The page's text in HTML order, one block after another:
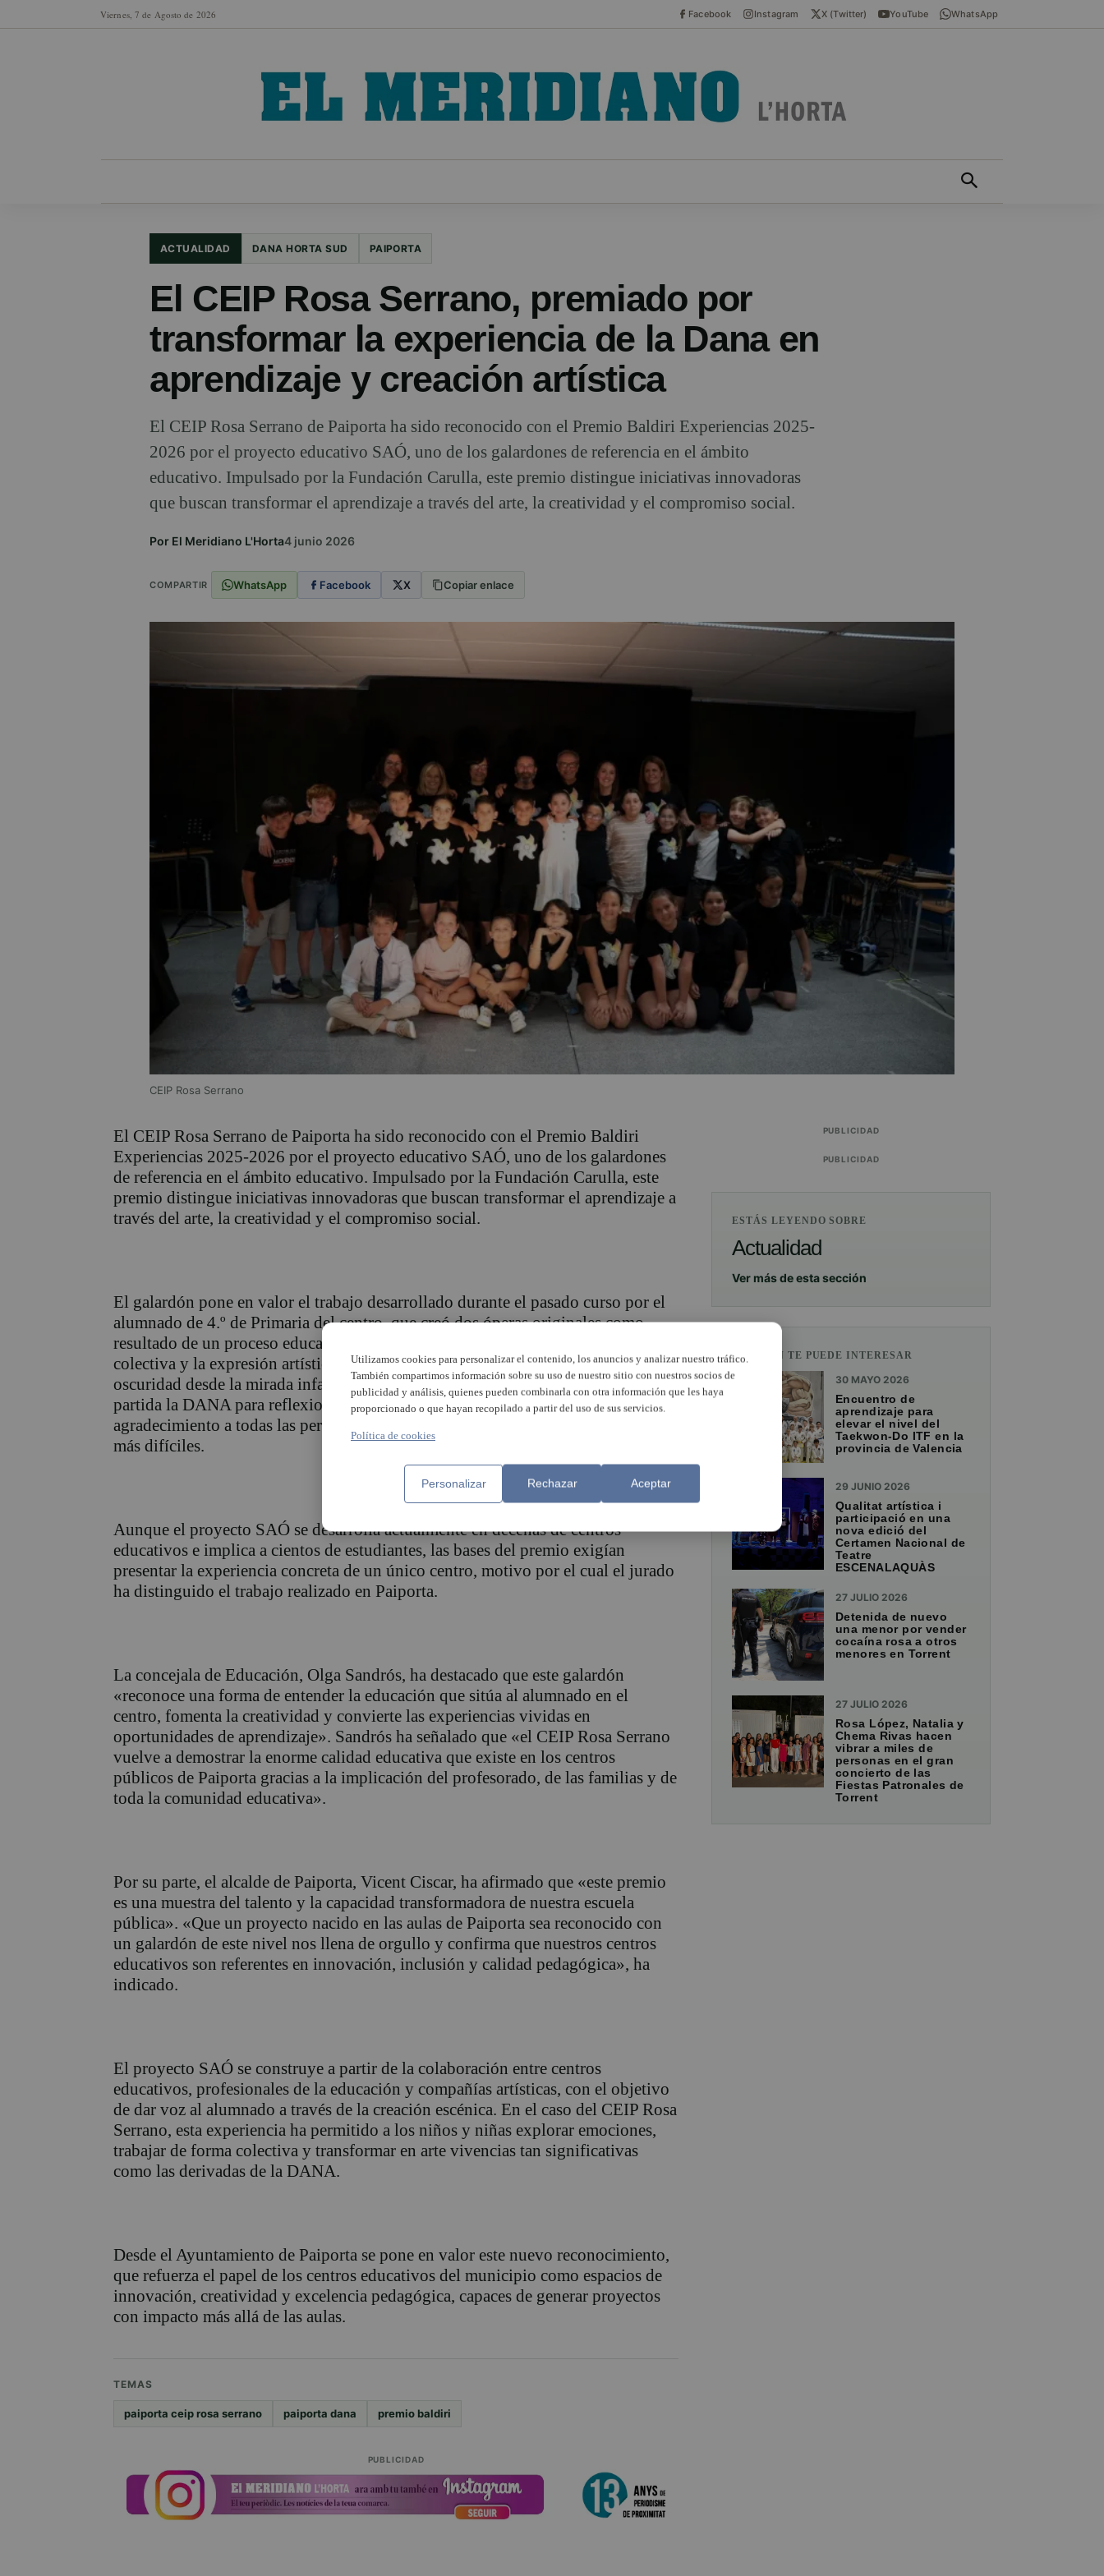
Viernes, 7 de Agosto de 2026 Facebook Instagram X (Twitter) YouTube WhatsApp
ACTUALIDAD DANA HORTA SUD PAIPORTA
El CEIP Rosa Serrano, premiado por
transformar la experiencia de la Dana en
aprendizaje y creación artística
El CEIP Rosa Serrano de Paiporta ha sido reconocido con el Premio Baldiri Experiencias 2025-
2026 por el proyecto educativo SAÓ, uno de los galardones de referencia en el ámbito
educativo. Impulsado por la Fundación Carulla, este premio distingue iniciativas innovadoras
que buscan transformar el aprendizaje a través del arte, la creatividad y el compromiso social.
Por El Meridiano L'Horta4 junio 2026
COMPARTIR WhatsApp Facebook X Copiar enlace
CEIP Rosa Serrano
El CEIP Rosa Serrano de Paiporta ha sido reconocido con el Premio Baldiri
Experiencias 2025-2026 por el proyecto educativo SAÓ, uno de los galardones
de referencia en el ámbito educativo. Impulsado por la Fundación Carulla, este
premio distingue iniciativas innovadoras que buscan transformar el aprendizaje a
través del arte, la creatividad y el compromiso social.
El galardón pone en valor el trabajo desarrollado durante el pasado curso por el
alumnado de 4.º de Primaria del centro, que creó dos óperas originales como
resultado de un proceso educativo basado en la participación, la reflexión
colectiva y la expresión artística. Una de las obras abordaba el miedo y la
oscuridad desde la mirada infantil, mientras que la otra tomaba como punto de
partida la DANA para reflexionar sobre la reconstrucción, la solidaridad y el
agradecimiento a todas las personas que ayudaron al municipio en los momentos
más difíciles.
Aunque el proyecto SAÓ se desarrolla actualmente en decenas de centros
educativos e implica a cientos de estudiantes, las bases del premio exigían
presentar la experiencia concreta de un único centro, motivo por el cual el jurado
ha distinguido el trabajo realizado en Paiporta.
La concejala de Educación, Olga Sandrós, ha destacado que este galardón
«reconoce una forma de entender la educación que sitúa al alumnado en el
centro, fomenta la creatividad y convierte las experiencias vividas en
oportunidades de aprendizaje». Sandrós ha señalado que «el CEIP Rosa Serrano
vuelve a demostrar la enorme calidad educativa que existe en los centros
públicos de Paiporta gracias a la implicación del profesorado, de las familias y de
toda la comunidad educativa».
Por su parte, el alcalde de Paiporta, Vicent Ciscar, ha afirmado que «este premio
es una muestra del talento y la capacidad transformadora de nuestra escuela
pública». «Que un proyecto nacido en las aulas de Paiporta sea reconocido con
un galardón de este nivel nos llena de orgullo y confirma que nuestros centros
educativos son referentes en innovación, inclusión y calidad pedagógica», ha
indicado.
El proyecto SAÓ se construye a partir de la colaboración entre centros
educativos, profesionales de la educación y compañías artísticas, con el objetivo
de dar voz al alumnado a través de la creación escénica. En el caso del CEIP Rosa
Serrano, esta experiencia ha permitido a los niños y niñas explorar emociones,
trabajar de forma colectiva y transformar en arte vivencias tan significativas
como las derivadas de la DANA.
Desde el Ayuntamiento de Paiporta se pone en valor este nuevo reconocimiento,
que refuerza el papel de los centros educativos del municipio como espacios de
innovación, creatividad y excelencia pedagógica, capaces de generar proyectos
con impacto más allá de las aulas.
TEMAS
paiporta ceip rosa serrano paiporta dana premio baldiri
PUBLICIDAD
PUBLICIDAD
PUBLICIDAD
ESTÁS LEYENDO SOBRE
Actualidad
Ver más de esta sección
TAMBIÉN TE PUEDE INTERESAR
30 MAYO 2026
Encuentro de
aprendizaje para
elevar el nivel del
Taekwon-Do ITF en la
provincia de Valencia
29 JUNIO 2026
Qualitat artística i
participació en una
nova edició del
Certamen Nacional de
Teatre
ESCENALAQUÀS
27 JULIO 2026
Detenida de nuevo
una menor por vender
cocaína rosa a otros
menores en Torrent
27 JULIO 2026
Rosa López, Natalia y
Chema Rivas hacen
vibrar a miles de
personas en el gran
concierto de las
Fiestas Patronales de
Torrent
Utilizamos cookies para personalizar el contenido, los anuncios y analizar nuestro tráfico.
También compartimos información sobre su uso de nuestro sitio con nuestros socios de
publicidad y análisis, quienes pueden combinarla con otra información que les haya
proporcionado o que hayan recopilado a partir del uso de sus servicios.
Política de cookies
Personalizar Rechazar Aceptar